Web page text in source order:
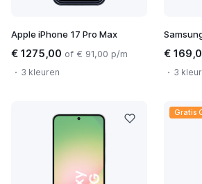
Apple iPhone 17 Pro Max
€ 1275,00 of € 91,00 p/m
3 kleuren
€
3
Gratis